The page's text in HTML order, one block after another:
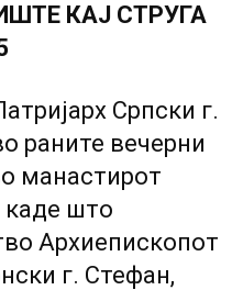
КАЈ СТРУГА
Српски г.
раните вечерни
манастирот
каде што
Архиепископот
г. Стефан,